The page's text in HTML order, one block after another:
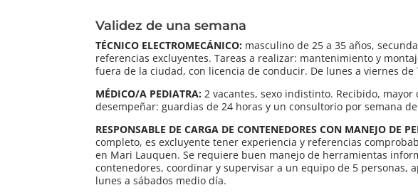
Validez de una semana
TÉCNICO ELECTROMECÁNICO: masculino de 25 a 35 años,
referencias excluyentes. Tareas a realizar: mantenimiento y
fuera de la ciudad, con licencia de conducir. De lunes a viernes de
MÉDICO/A PEDIATRA: 2 vacantes, sexo indistinto. Recibido,
desempeñar: guardias de 24 horas y un consultorio por semana
RESPONSABLE DE CARGA DE CONTENEDORES CON MANEJO DE
completo, es excluyente tener experiencia y referencias
en Mari Lauquen. Se requiere buen manejo de herramientas
contenedores, coordinar y supervisar a un equipo de 5 personas,
lunes a sábados medio día.